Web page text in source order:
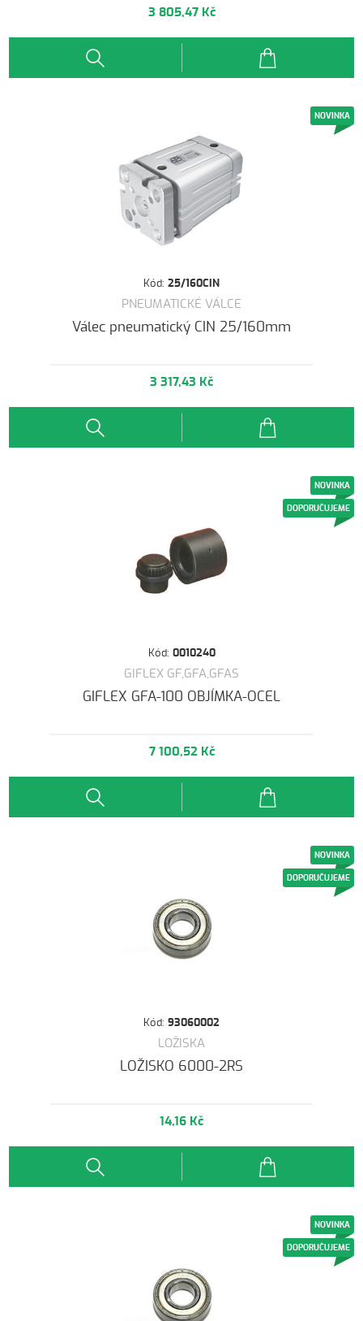
3 805,47 Kč
NOVINKA
Kód: 25/160CIN
PNEUMATICKÉ VÁLCE
Válec pneumatický CIN 25/160mm
3 317,43 Kč
NOVINKA
DOPORUČUJEME
Kód: 0010240
GIFLEX GF,GFA,GFAS
GIFLEX GFA-100 OBJÍMKA-OCEL
7 100,52 Kč
NOVINKA
DOPORUČUJEME
Kód: 93060002
LOŽISKA
LOŽISKO 6000-2RS
14,16 Kč
NOVINKA
DOPORUČUJEME